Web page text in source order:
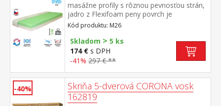
masážne profily s rôznou pevnosťou strán,
jadro z Flexifoam peny povrch je
vyprofilovaný do 7 anatomických zón na
oboch stranách tvrdá (biela) a mäkká
(svetlo zelená) strana vhodný pre všetky
typy roštov vhodný pre alergikov, poťah
snímateľný a prateľný do 60 °C odporúčaná
Kód produktu: M26
Skladom > 5 ks
174 € s DPH
-41% 297 € **
-40%
Skriňa 5-dverová CORONA vosk
162819